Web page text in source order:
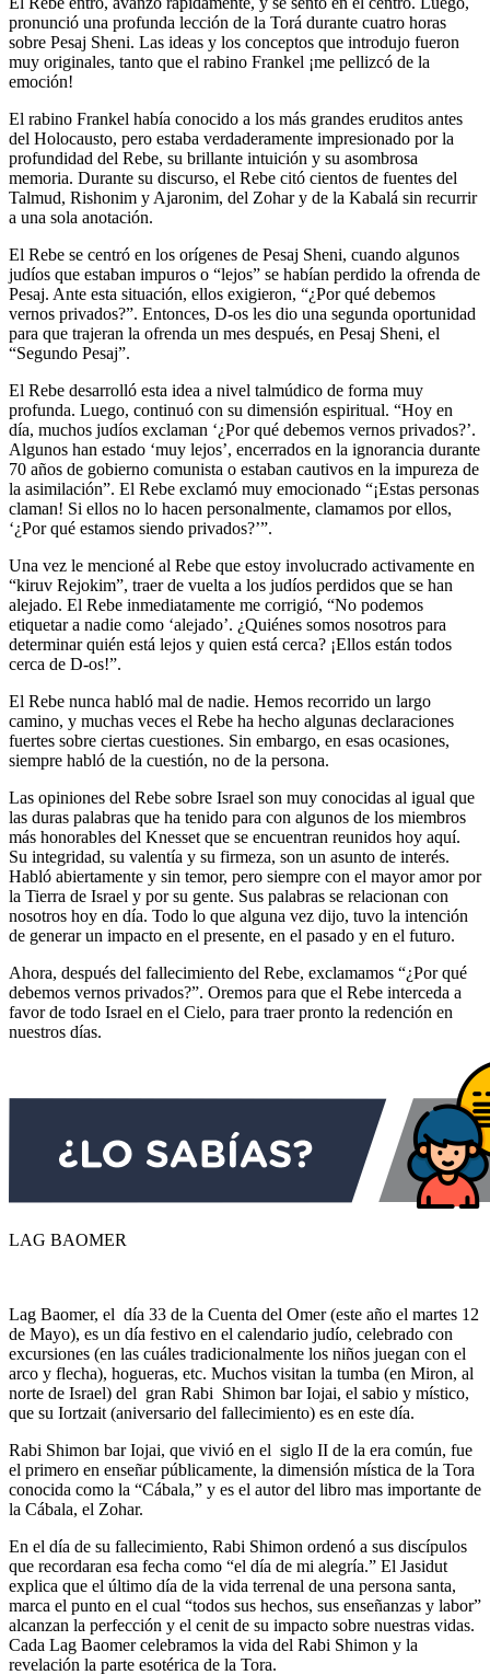
pronunció una profunda lección de la Torá durante cuatro horas
sobre Pesaj Sheni. Las ideas y los conceptos que introdujo fueron
muy originales, tanto que el rabino Frankel ¡me pellizcó de la
emoción!
El rabino Frankel había conocido a los más grandes eruditos antes
del Holocausto, pero estaba verdaderamente impresionado por la
profundidad del Rebe, su brillante intuición y su asombrosa
memoria. Durante su discurso, el Rebe citó cientos de fuentes del
Talmud, Rishonim y Ajaronim, del Zohar y de la Kabalá sin recurrir
a una sola anotación.
El Rebe se centró en los orígenes de Pesaj Sheni, cuando algunos
judíos que estaban impuros o “lejos” se habían perdido la ofrenda de
Pesaj. Ante esta situación, ellos exigieron, “¿Por qué debemos
vernos privados?”. Entonces, D-os les dio una segunda oportunidad
para que trajeran la ofrenda un mes después, en Pesaj Sheni, el
“Segundo Pesaj”.
El Rebe desarrolló esta idea a nivel talmúdico de forma muy
profunda. Luego, continuó con su dimensión espiritual. “Hoy en
día, muchos judíos exclaman ‘¿Por qué debemos vernos privados?’.
Algunos han estado ‘muy lejos’, encerrados en la ignorancia durante
70 años de gobierno comunista o estaban cautivos en la impureza de
la asimilación”. El Rebe exclamó muy emocionado “¡Estas personas
claman! Si ellos no lo hacen personalmente, clamamos por ellos,
‘¿Por qué estamos siendo privados?’”.
Una vez le mencioné al Rebe que estoy involucrado activamente en
“kiruv Rejokim”, traer de vuelta a los judíos perdidos que se han
alejado. El Rebe inmediatamente me corrigió, “No podemos
etiquetar a nadie como ‘alejado’. ¿Quiénes somos nosotros para
determinar quién está lejos y quien está cerca? ¡Ellos están todos
cerca de D-os!”.
El Rebe nunca habló mal de nadie. Hemos recorrido un largo
camino, y muchas veces el Rebe ha hecho algunas declaraciones
fuertes sobre ciertas cuestiones. Sin embargo, en esas ocasiones,
siempre habló de la cuestión, no de la persona.
Las opiniones del Rebe sobre Israel son muy conocidas al igual que
las duras palabras que ha tenido para con algunos de los miembros
más honorables del Knesset que se encuentran reunidos hoy aquí.
Su integridad, su valentía y su firmeza, son un asunto de interés.
Habló abiertamente y sin temor, pero siempre con el mayor amor por
la Tierra de Israel y por su gente. Sus palabras se relacionan con
nosotros hoy en día. Todo lo que alguna vez dijo, tuvo la intención
de generar un impacto en el presente, en el pasado y en el futuro.
Ahora, después del fallecimiento del Rebe, exclamamos “¿Por qué
debemos vernos privados?”. Oremos para que el Rebe interceda a
favor de todo Israel en el Cielo, para traer pronto la redención en
nuestros días.
LAG BAOMER
Lag Baomer, el día 33 de la Cuenta del Omer (este año el martes 12
de Mayo), es un día festivo en el calendario judío, celebrado con
excursiones (en las cuáles tradicionalmente los niños juegan con el
arco y flecha), hogueras, etc. Muchos visitan la tumba (en Miron, al
norte de Israel) del gran Rabi Shimon bar Iojai, el sabio y místico,
que su Iortzait (aniversario del fallecimiento) es en este día.
Rabi Shimon bar Iojai, que vivió en el siglo II de la era común, fue
el primero en enseñar públicamente, la dimensión mística de la Tora
conocida como la “Cábala,” y es el autor del libro mas importante de
la Cábala, el Zohar.
En el día de su fallecimiento, Rabi Shimon ordenó a sus discípulos
que recordaran esa fecha como “el día de mi alegría.” El Jasidut
explica que el último día de la vida terrenal de una persona santa,
marca el punto en el cual “todos sus hechos, sus enseñanzas y labor”
alcanzan la perfección y el cenit de su impacto sobre nuestras vidas.
Cada Lag Baomer celebramos la vida del Rabi Shimon y la
revelación la parte esotérica de la Tora.